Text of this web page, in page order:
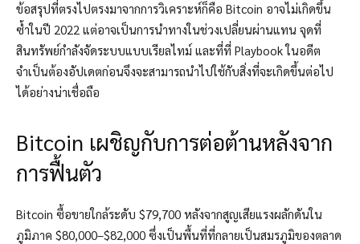
ข้อสรุปที่ตรงไปตรงมาจากการวิเคราะห์ก็คือ Bitcoin อาจไม่เกิดขึ้น
ซ้ำในปี 2022 แต่อาจเป็นการนำทางในช่วงเปลี่ยนผ่านแทน จุดที่
สินทรัพย์กำลังจัดระบบแบบเรียลไทม์ และที่ที่ Playbook ในอดีต
จำเป็นต้องอัปเดตก่อนจึงจะสามารถนำไปใช้กับสิ่งที่จะเกิดขึ้นต่อไป
ได้อย่างน่าเชื่อถือ
Bitcoin เผชิญกับการต่อต้านหลังจาก
การฟื้นตัว
Bitcoin ซื้อขายใกล้ระดับ $79,700 หลังจากสูญเสียแรงผลักดันใน
ภูมิภาค $80,000–$82,000 ซึ่งเป็นพื้นที่ที่กลายเป็นสมรภูมิของตลาด